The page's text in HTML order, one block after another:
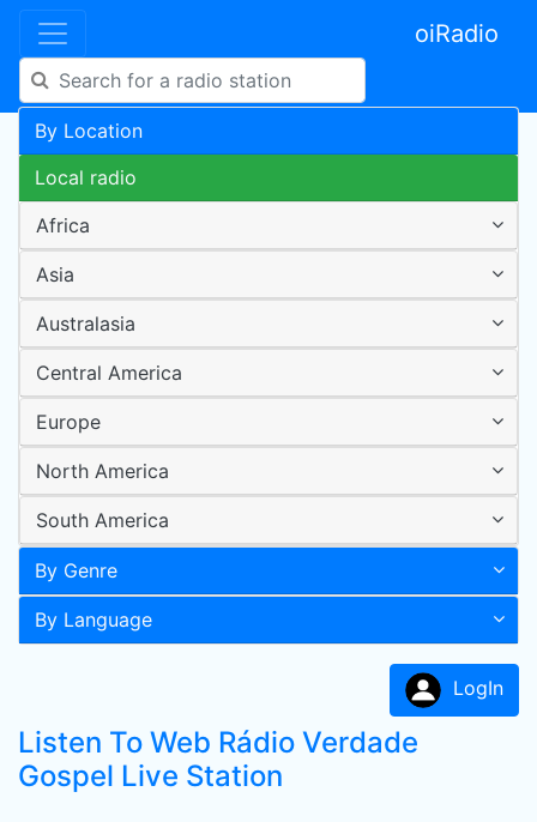
oiRadio
By Location
Local radio
Africa
Asia
Australasia
Central America
Europe
North America
South America
By Genre
By Language
LogIn
Listen To Web Rádio Verdade
Gospel Live Station